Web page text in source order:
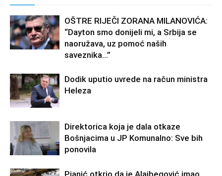
OŠTRE RIJEČI ZORANA MILANOVIĆA:
“Dayton smo donijeli mi, a Srbija se
naoružava, uz pomoć naših
saveznika…”
Dodik uputio uvrede na račun ministra
Heleza
Direktorica koja je dala otkaze
Bošnjacima u JP Komunalno: Sve bih
ponovila
Pjanić otkrio da je Alajbegović imao